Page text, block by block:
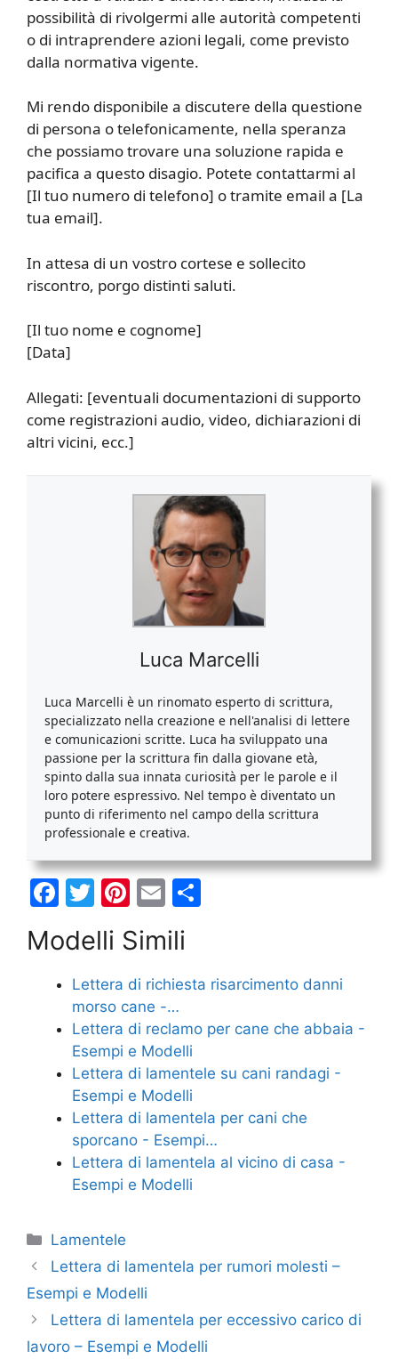
possibilità di rivolgermi alle autorità competenti
o di intraprendere azioni legali, come previsto
dalla normativa vigente.
Mi rendo disponibile a discutere della questione
di persona o telefonicamente, nella speranza
che possiamo trovare una soluzione rapida e
pacifica a questo disagio. Potete contattarmi al
[Il tuo numero di telefono] o tramite email a [La
tua email].
In attesa di un vostro cortese e sollecito
riscontro, porgo distinti saluti.
[Il tuo nome e cognome]
[Data]
Allegati: [eventuali documentazioni di supporto
come registrazioni audio, video, dichiarazioni di
altri vicini, ecc.]
Luca Marcelli
Luca Marcelli è un rinomato esperto di scrittura,
specializzato nella creazione e nell'analisi di lettere
e comunicazioni scritte. Luca ha sviluppato una
passione per la scrittura fin dalla giovane età,
spinto dalla sua innata curiosità per le parole e il
loro potere espressivo. Nel tempo è diventato un
punto di riferimento nel campo della scrittura
professionale e creativa.
F
c
e
b
o
o
k
T
w
itt
er
Pi
nt
er
e
st
E
m
ai
l
di
di
Modelli Simili
Lettera di richiesta risarcimento danni
morso cane -…
Lettera di reclamo per cane che abbaia -
Esempi e Modelli
Lettera di lamentele su cani randagi -
Esempi e Modelli
Lettera di lamentela per cani che
sporcano - Esempi…
Lettera di lamentela al vicino di casa -
Esempi e Modelli
Categorie
Lamentele
Lettera di lamentela per rumori molesti –
Esempi e Modelli
Lettera di lamentela per eccessivo carico di
lavoro – Esempi e Modelli